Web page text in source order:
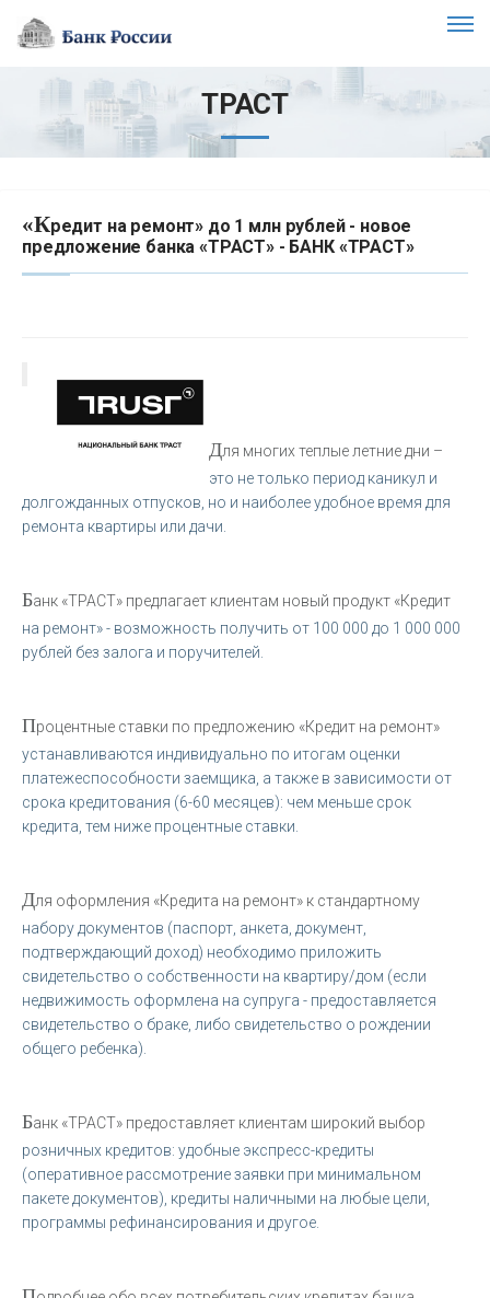
ТРАСТ
«Кредит на ремонт» до 1 млн рублей - новое
предложение банка «ТРАСТ» - БАНК «ТРАСТ»
Для многих теплые летние дни –
это не только период каникул и
долгожданных отпусков, но и наиболее удобное время для
ремонта квартиры или дачи.
Банк «ТРАСТ» предлагает клиентам новый продукт «Кредит
на ремонт» - возможность получить от 100 000 до 1 000 000
рублей без залога и поручителей.
Процентные ставки по предложению «Кредит на ремонт»
устанавливаются индивидуально по итогам оценки
платежеспособности заемщика, а также в зависимости от
срока кредитования (6-60 месяцев): чем меньше срок
кредита, тем ниже процентные ставки.
Для оформления «Кредита на ремонт» к стандартному
набору документов (паспорт, анкета, документ,
подтверждающий доход) необходимо приложить
свидетельство о собственности на квартиру/дом (если
недвижимость оформлена на супруга - предоставляется
свидетельство о браке, либо свидетельство о рождении
общего ребенка).
Банк «ТРАСТ» предоставляет клиентам широкий выбор
розничных кредитов: удобные экспресс-кредиты
(оперативное рассмотрение заявки при минимальном
пакете документов), кредиты наличными на любые цели,
программы рефинансирования и другое.